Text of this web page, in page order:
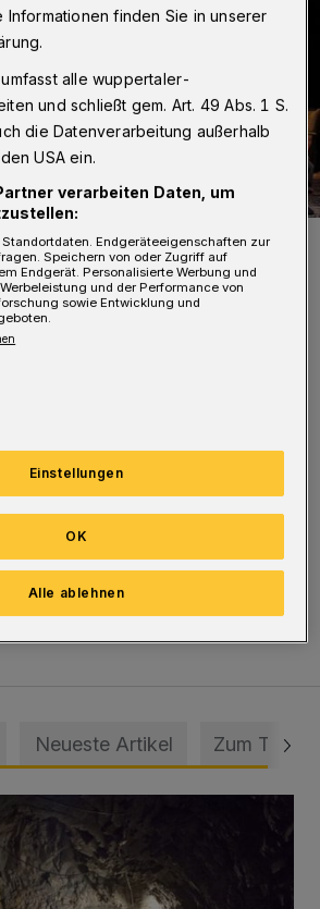
passt perfekt zum
Oper und Orchester
sich aber nicht unterkriegen
in der Pipeline befindlichen
gibt‘s im Netz auf
buehnen.de
Neueste Artikel Zum Thema
Informationen finden Sie in unserer
alle wuppertaler-
und schließt gem. Art. 49 Abs. 1 S.
die Datenverarbeitung außerhalb
USA ein.
verarbeiten Daten, um
Endgeräteeigenschaften zur
Speichern von oder Zugriff auf
Endgerät. Personalisierte Werbung und
und der Performance von
sowie Entwicklung und
Einstellungen
Alle ablehnen
OK